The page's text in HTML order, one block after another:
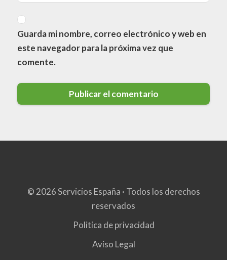
Guarda mi nombre, correo electrónico y web en
este navegador para la próxima vez que
comente.
© 2026 Servicios España · Todos los derechos
reservados
Politica de privacidad
Aviso Legal